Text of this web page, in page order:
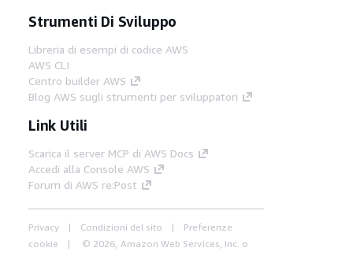
Strumenti Di Sviluppo
Libreria di esempi di codice AWS
AWS CLI
Centro builder AWS
Blog AWS sugli strumenti per sviluppatori
Link Utili
Scarica il server MCP di AWS Docs
Accedi alla Console AWS
Forum di AWS re:Post
Privacy Condizioni del sito
Preferenze
cookie
© 2026, Amazon Web Services, Inc. o